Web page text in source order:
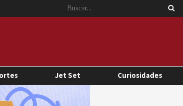
Jet Set Curiosidades